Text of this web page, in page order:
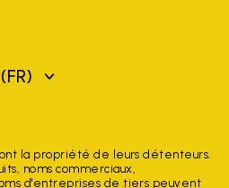
(FR)
la propriété de leurs détenteurs.
noms commerciaux,
d'entreprises de tiers peuvent